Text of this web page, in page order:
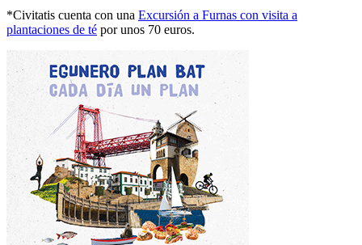
*Civitatis cuenta con una Excursión a Furnas con visita a
plantaciones de té por unos 70 euros.